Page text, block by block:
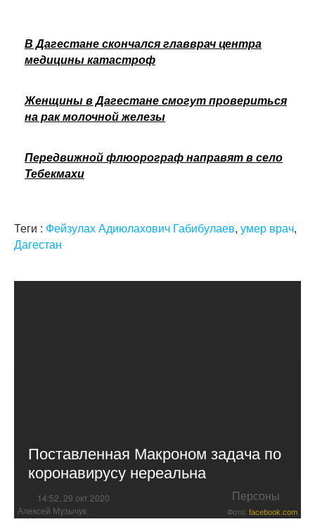
В Дагестане скончался главврач центра
медицины катастроф
Женщины в Дагестане смогут провериться
на рак молочной железы
Передвижной флюорограф направят в село
Тебекмахи
Теги : Фейзулах Адиюлахович Габибулаев, умер врач,
Дагестан
Поставленная Макроном задача по
коронавирусу нереальна
14:52, 29 окт 2020 Персоны
Алексей Музычук Фото: facebook.com